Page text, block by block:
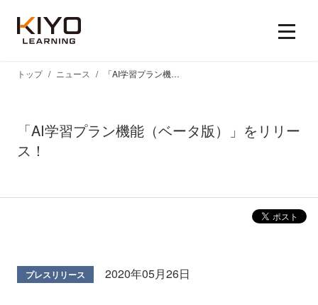
「AI学習プラン機能（ベータ版）」をリリー
ス！
トップ ニュース 「AI学習プラン機能（ベータ版）」をリリース！
プレスリリース 2020年05月26日